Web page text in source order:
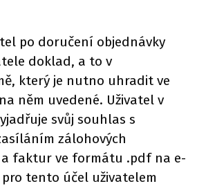
po doručení objednávky
doklad, a to v
který je nutno uhradit ve
něm uvedené. Uživatel v
svůj souhlas s
zálohových
faktur ve formátu .pdf na e-
tento účel uživatelem